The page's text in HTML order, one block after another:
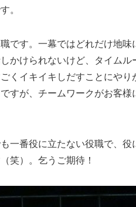
。
です。一幕ではどれだけ地
かけられないけど、タイムル
くイキイキしだすことにやり
すが、チームワークがお客様
一番役に立たない役職で、役
笑）。乞うご期待！